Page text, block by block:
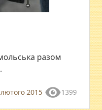
разом
2015 1399